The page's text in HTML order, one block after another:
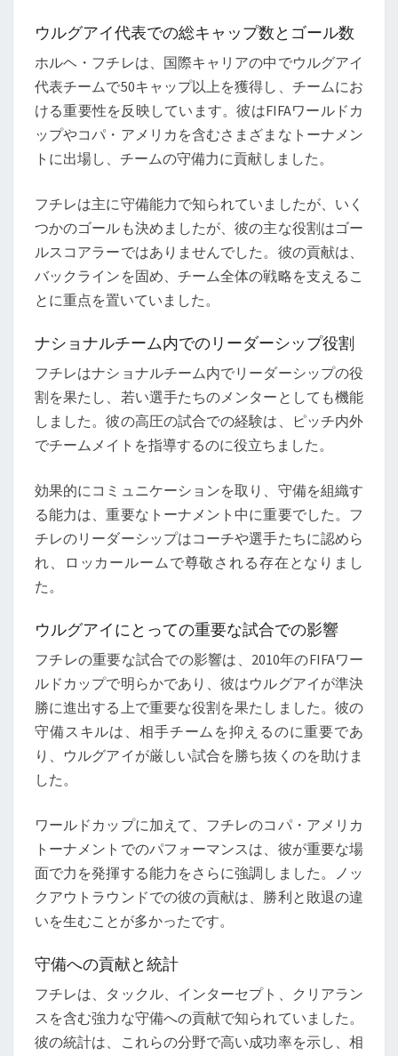
ウルグアイ代表での総キャップ数とゴール数
ホルヘ・フチレは、国際キャリアの中でウルグアイ
代表チームで50キャップ以上を獲得し、チームにお
ける重要性を反映しています。彼はFIFAワールドカ
ップやコパ・アメリカを含むさまざまなトーナメン
トに出場し、チームの守備力に貢献しました。
フチレは主に守備能力で知られていましたが、いく
つかのゴールも決めましたが、彼の主な役割はゴー
ルスコアラーではありませんでした。彼の貢献は、
バックラインを固め、チーム全体の戦略を支えるこ
とに重点を置いていました。
ナショナルチーム内でのリーダーシップ役割
フチレはナショナルチーム内でリーダーシップの役
割を果たし、若い選手たちのメンターとしても機能
しました。彼の高圧の試合での経験は、ピッチ内外
でチームメイトを指導するのに役立ちました。
効果的にコミュニケーションを取り、守備を組織す
る能力は、重要なトーナメント中に重要でした。フ
チレのリーダーシップはコーチや選手たちに認めら
れ、ロッカールームで尊敬される存在となりまし
た。
ウルグアイにとっての重要な試合での影響
フチレの重要な試合での影響は、2010年のFIFAワー
ルドカップで明らかであり、彼はウルグアイが準決
勝に進出する上で重要な役割を果たしました。彼の
守備スキルは、相手チームを抑えるのに重要であ
り、ウルグアイが厳しい試合を勝ち抜くのを助けま
した。
ワールドカップに加えて、フチレのコパ・アメリカ
トーナメントでのパフォーマンスは、彼が重要な場
面で力を発揮する能力をさらに強調しました。ノッ
クアウトラウンドでの彼の貢献は、勝利と敗退の違
いを生むことが多かったです。
守備への貢献と統計
フチレは、タックル、インターセプト、クリアラン
スを含む強力な守備への貢献で知られていました。
彼の統計は、これらの分野で高い成功率を示し、相